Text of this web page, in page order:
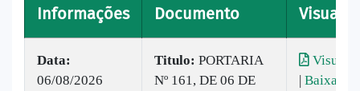
Informações Documento
Data:
06/08/2026
Titulo: PORTARIA
Nº 161, DE 06 DE
| Baixar